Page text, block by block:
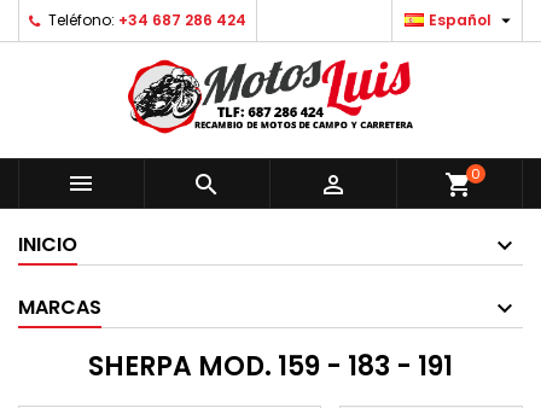
Teléfono: +34 687 286 424 Español 
   shopping_cart0
INICIO
MARCAS
SHERPA MOD. 159 - 183 - 191